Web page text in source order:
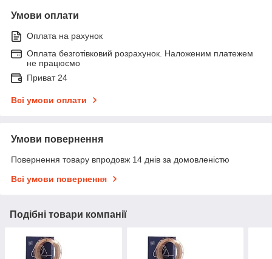
Умови оплати
Оплата на рахунок
Оплата безготівковий розрахунок. Наложеним платежем
не працюємо
Приват 24
Всі умови оплати
Умови повернення
Повернення товару впродовж 14 днів за домовленістю
Всі умови повернення
Подібні товари компанії